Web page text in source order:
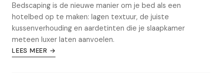
Bedscaping is de nieuwe manier om je bed als een
hotelbed op te maken: lagen textuur, de juiste
kussenverhouding en aardetinten die je slaapkamer
meteen luxer laten aanvoelen.
LEES MEER →